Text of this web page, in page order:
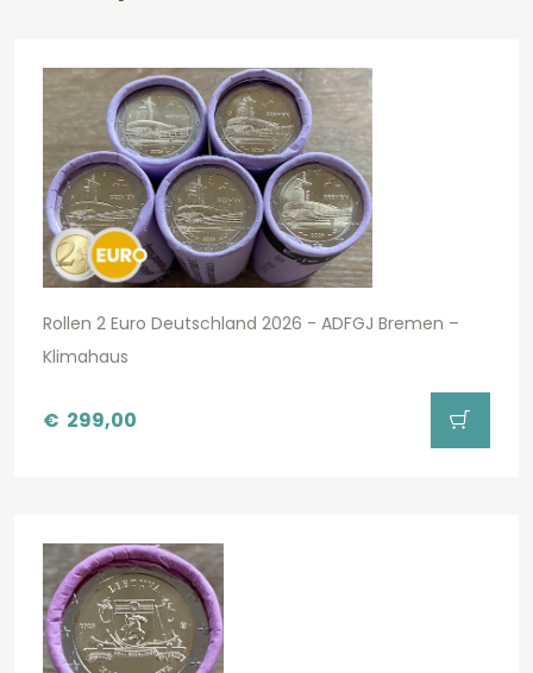
Rollen 2 Euro Deutschland 2026 - ADFGJ Bremen –
Klimahaus
€ 299,00